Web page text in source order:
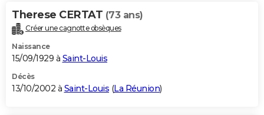
Therese CERTAT (73 ans)
Créer une cagnotte obsèques
Naissance
15/09/1929 à Saint-Louis
Décès
13/10/2002 à Saint-Louis (La Réunion)